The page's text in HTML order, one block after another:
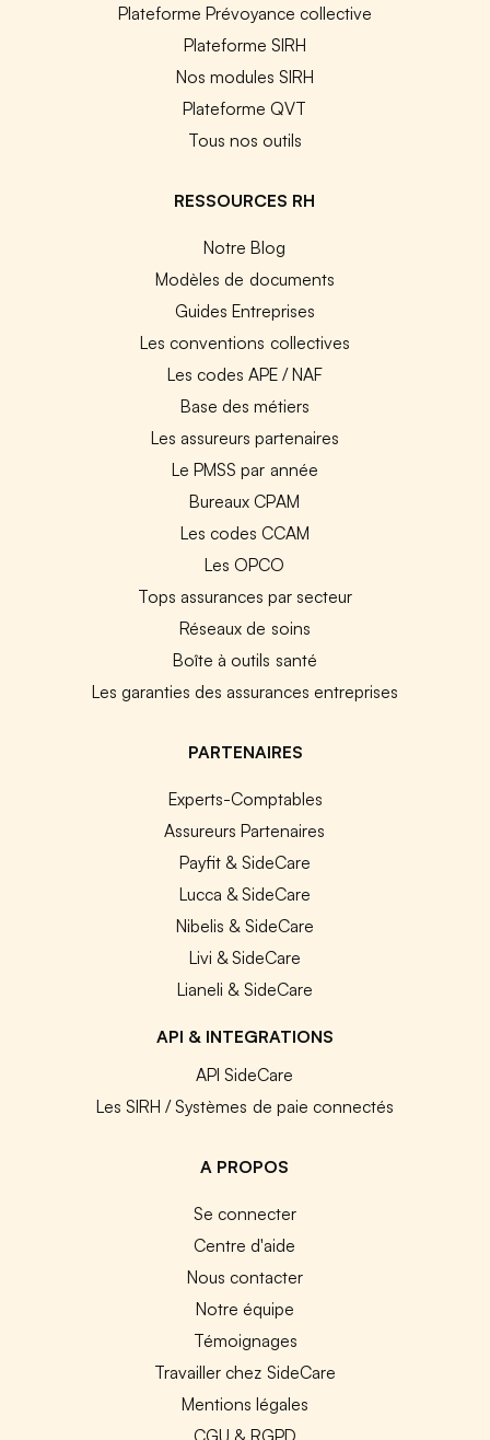
Plateforme Prévoyance collective
Plateforme SIRH
Nos modules SIRH
Plateforme QVT
Tous nos outils
RESSOURCES RH
Notre Blog
Modèles de documents
Guides Entreprises
Les conventions collectives
Les codes APE / NAF
Base des métiers
Les assureurs partenaires
Le PMSS par année
Bureaux CPAM
Les codes CCAM
Les OPCO
Tops assurances par secteur
Réseaux de soins
Boîte à outils santé
Les garanties des assurances entreprises
PARTENAIRES
Experts-Comptables
Assureurs Partenaires
Payfit & SideCare
Lucca & SideCare
Nibelis & SideCare
Livi & SideCare
Lianeli & SideCare
API & INTEGRATIONS
API SideCare
Les SIRH / Systèmes de paie connectés
A PROPOS
Se connecter
Centre d'aide
Nous contacter
Notre équipe
Témoignages
Travailler chez SideCare
Mentions légales
CGU & RGPD